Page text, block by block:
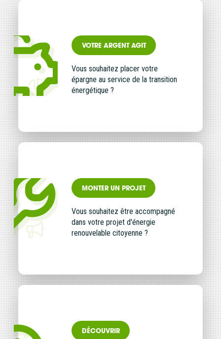
VOTRE ARGENT AGIT
Vous souhaitez placer votre
épargne au service de la transition
énergétique ?
MONTER UN PROJET
Vous souhaitez être accompagné
dans votre projet d'énergie
renouvelable citoyenne ?
DÉCOUVRIR
contactez-nous
CONTINUER VERS COOPHUB